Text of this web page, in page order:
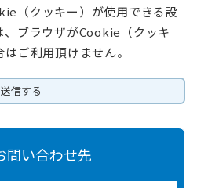
（クッキー）が使用できる設
、ブラウザがCookie（クッキ
ご利用頂けません。
問い合わせ先